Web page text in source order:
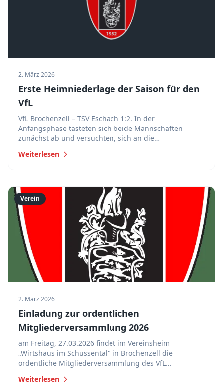
2. März 2026
Erste Heimniederlage der Saison für den
VfL
VfL Brochenzell – TSV Eschach 1:2. In der
Anfangsphase tasteten sich beide Mannschaften
zunächst ab und versuchten, sich an die
Weiterlesen
Verein
2. März 2026
Einladung zur ordentlichen
Mitgliederversammlung 2026
am Freitag, 27.03.2026 findet im Vereinsheim
„Wirtshaus im Schussental" in Brochenzell die
ordentliche Mitgliederversammlung des VfL
Weiterlesen